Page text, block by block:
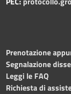
Prenotazione
Segnalazione
Leggi le FAQ
Richiesta di